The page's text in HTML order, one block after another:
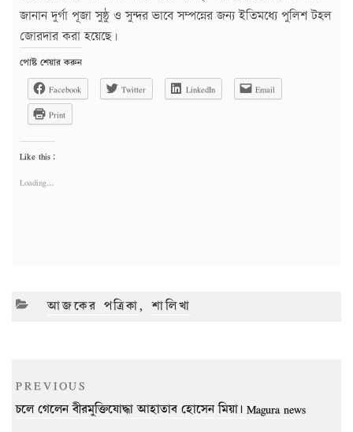
জানান দুর্গা পূজা সুষ্ঠু ও সুন্দর ভাবে সম্পন্নের জন্য ইতিমধ্যে পুলিশ টহল
জোরদার করা হয়েছে।
পোষ্ট শেয়ার করুন
Facebook
Twitter LinkedIn
Email
Print
Like this:
Loading...
CATEGORIES
আজকের পত্রিকা,শালিখা
Post
navigation
Previous
Post
PREVIOUS
চলে গেলেন বীরমুক্তিযোদ্ধা আহাতাব হোসেন মিয়া। Magura news